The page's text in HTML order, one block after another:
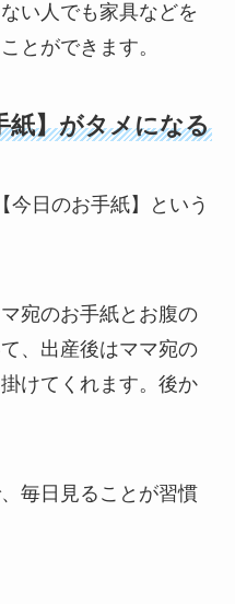
い人でも家具などを
とができます。
紙】がタメになる
今日のお手紙】という
宛のお手紙とお腹の
、出産後はママ宛の
けてくれます。後か
毎日見ることが習慣